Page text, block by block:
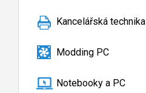
Kancelářská technika
Modding PC
Notebooky a PC